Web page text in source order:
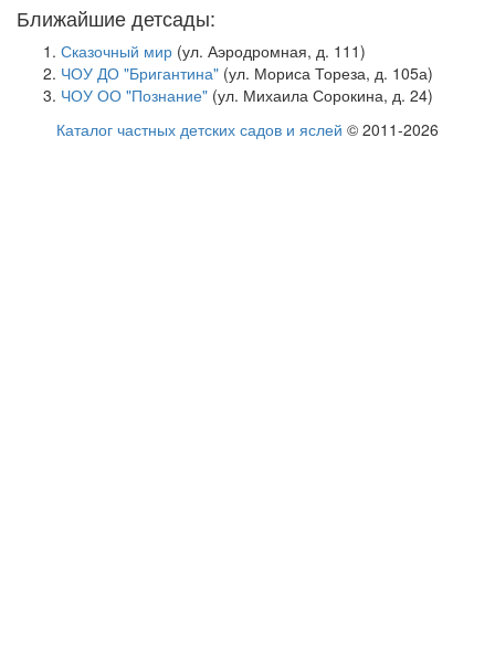
Ближайшие детсады:
Сказочный мир (ул. Аэродромная, д. 111)
ЧОУ ДО "Бригантина" (ул. Мориса Тореза, д. 105а)
ЧОУ ОО "Познание" (ул. Михаила Сорокина, д. 24)
Каталог частных детских садов и яслей © 2011-2026